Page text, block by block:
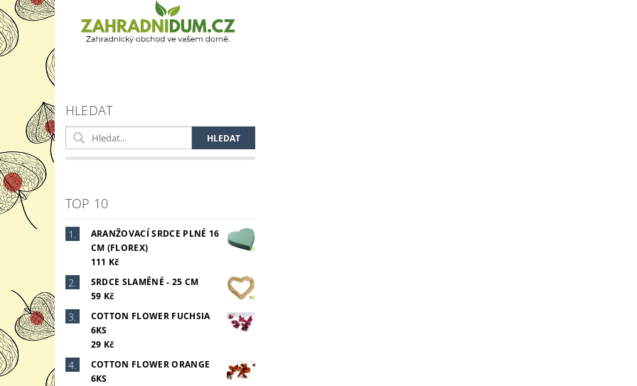
HLEDAT
TOP 10
ARANŽOVACÍ SRDCE PLNÉ 16
CM (FLOREX)
111 Kč
SRDCE SLAMĚNÉ - 25 CM
59 Kč
COTTON FLOWER FUCHSIA
6KS
29 Kč
COTTON FLOWER ORANGE
6KS